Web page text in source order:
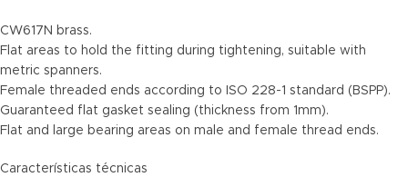
CW617N brass.
Flat areas to hold the fitting during tightening, suitable with
metric spanners.
Female threaded ends according to ISO 228-1 standard (BSPP).
Guaranteed flat gasket sealing (thickness from 1mm).
Flat and large bearing areas on male and female thread ends.
Características técnicas